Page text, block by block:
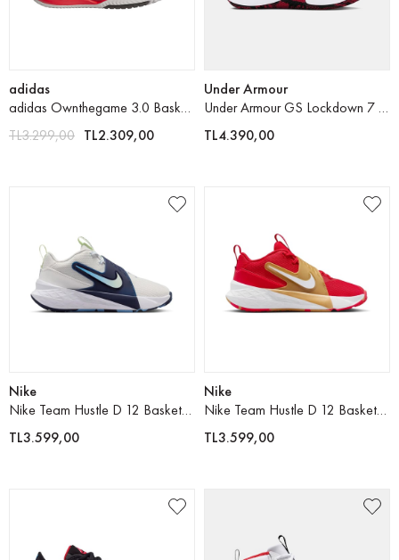
adidas
adidas Ownthegame 3.0 Basketbol Ayakkabısı
TL2.309,00
TL3.299,00
Under Armour
Under Armour GS Lockdown 7 Basketbol Ayakkabısı
TL4.390,00
Nike
Nike Team Hustle D 12 Basketbol Ayakkabısı
TL3.599,00
Nike
Nike Team Hustle D 12 Basketbol Ayakkabısı
TL3.599,00